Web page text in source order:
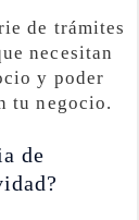
de trámites
necesitan
y poder
tu negocio.
de